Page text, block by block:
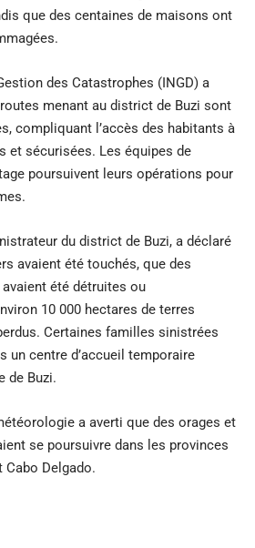
que des centaines de maisons ont
des Catastrophes (INGD) a
menant au district de Buzi sont
compliquant l’accès des habitants à
et sécurisées. Les équipes de
poursuivent leurs opérations pour
du district de Buzi, a déclaré
avaient été touchés, que des
été détruites ou
10 000 hectares de terres
Certaines familles sinistrées
un centre d’accueil temporaire
de Buzi.
a averti que des orages et
se poursuivre dans les provinces
Cabo Delgado.